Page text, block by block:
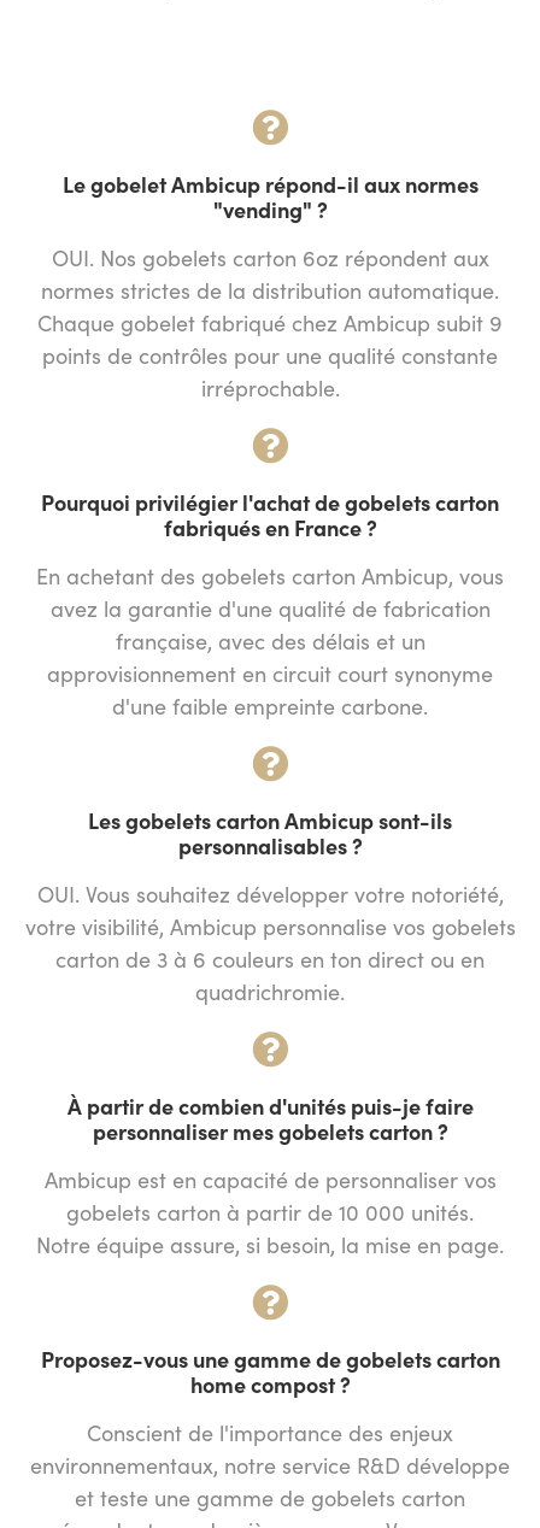
Le gobelet Ambicup répond-il aux normes
"vending" ?
OUI. Nos gobelets carton 6oz répondent aux
normes strictes de la distribution automatique.
Chaque gobelet fabriqué chez Ambicup subit 9
points de contrôles pour une qualité constante
irréprochable.
Pourquoi privilégier l'achat de gobelets carton
fabriqués en France ?
En achetant des gobelets carton Ambicup, vous
avez la garantie d'une qualité de fabrication
française, avec des délais et un
approvisionnement en circuit court synonyme
d'une faible empreinte carbone.
Les gobelets carton Ambicup sont-ils
personnalisables ?
OUI. Vous souhaitez développer votre notoriété,
votre visibilité, Ambicup personnalise vos gobelets
carton de 3 à 6 couleurs en ton direct ou en
quadrichromie.
À partir de combien d'unités puis-je faire
personnaliser mes gobelets carton ?
Ambicup est en capacité de personnaliser vos
gobelets carton à partir de 10 000 unités.
Notre équipe assure, si besoin, la mise en page.
Proposez-vous une gamme de gobelets carton
home compost ?
Conscient de l'importance des enjeux
environnementaux, notre service R&D développe
et teste une gamme de gobelets carton